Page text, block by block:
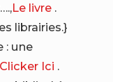
Le livre .
librairies.}
: une
Clicker Ici .